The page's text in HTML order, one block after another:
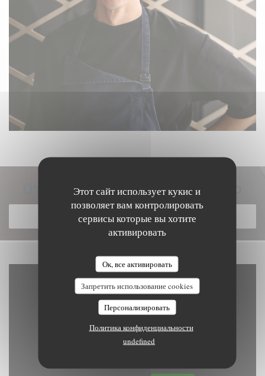
Этот сайт использует кукис и
позволяет вам контролировать
сервисы которые вы хотите
активировать
Ок, все активировать
Запретить использование cookies
Персонализировать
Политика конфиденциальности
undefined
Откройте для себя наше меню
ОТКРОЙТЕ ДЛЯ СЕБЯ НАШЕ МЕНЮ